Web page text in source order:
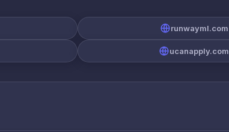
runwayml.com
ucanapply.com